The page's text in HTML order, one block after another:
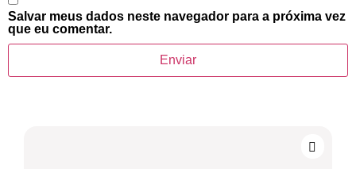
Salvar meus dados neste navegador para a próxima vez
que eu comentar.